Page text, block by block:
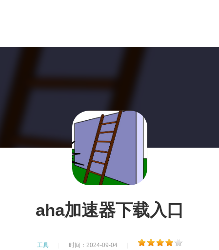
aha加速器下载入口
工具 时间：2024-09-04